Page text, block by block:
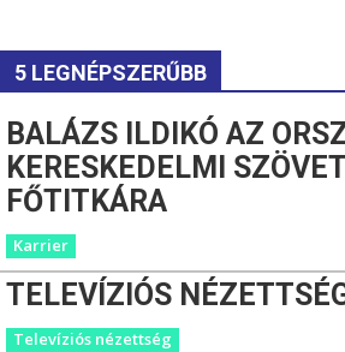
5 LEGNÉPSZERŰBB
BALÁZS ILDIKÓ AZ
KERESKEDELMI
FŐTITKÁRA
Karrier
TELEVÍZIÓS
Televíziós nézettség